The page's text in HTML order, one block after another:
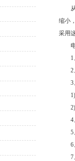
从
缩小
采用
电
1、
2、
3、
1)四
2)控
4、
5、
6、
7、